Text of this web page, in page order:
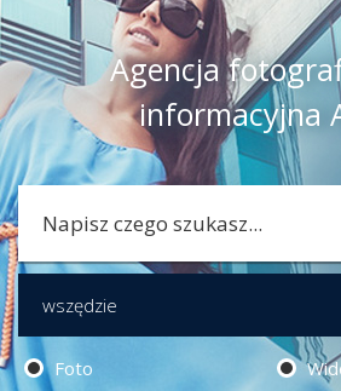
Agencja
informacyjna
Foto